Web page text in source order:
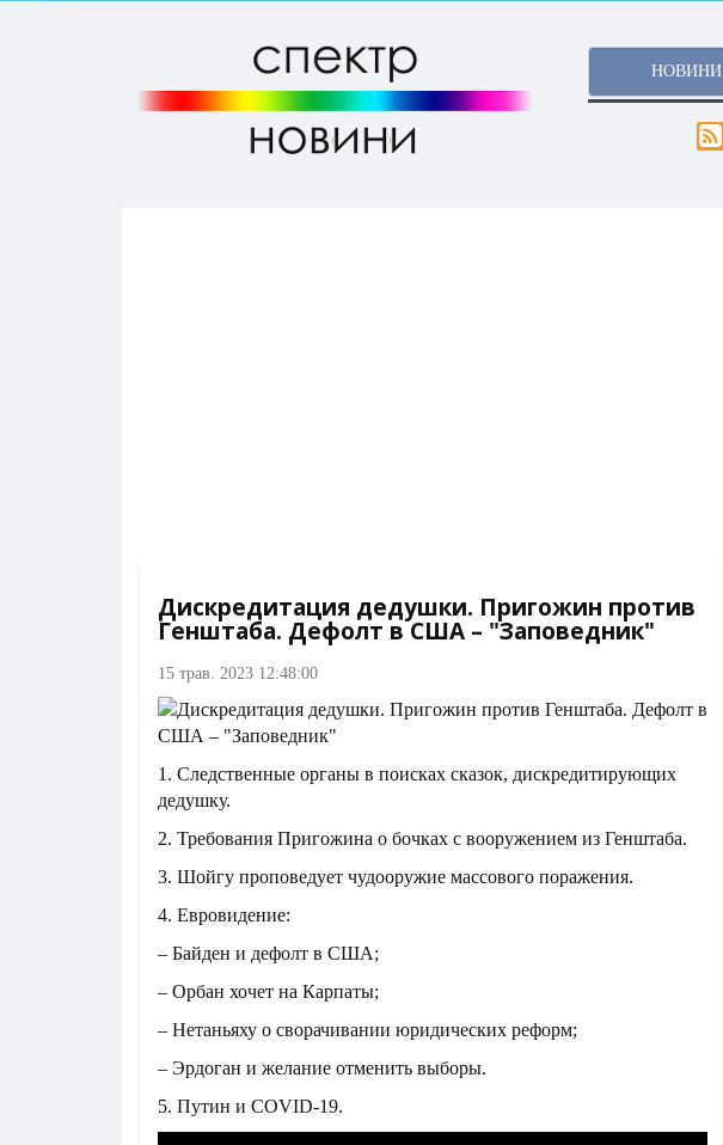
НОВИНИ
Дискредитация дедушки. Пригожин против
Генштаба. Дефолт в США – "Заповедник"
15 трав. 2023 12:48:00
1. Следственные органы в поисках сказок, дискредитирующих
дедушку.
2. Требования Пригожина о бочках с вооружением из Генштаба.
3. Шойгу проповедует чудооружие массового поражения.
4. Евровидение:
– Байден и дефолт в США;
– Орбан хочет на Карпаты;
– Нетаньяху о сворачивании юридических реформ;
– Эрдоган и желание отменить выборы.
5. Путин и COVID-19.